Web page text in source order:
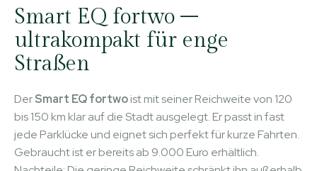
Smart EQ fortwo –
ultrakompakt für enge
Straßen
DerSmart EQ fortwoist mit seiner Reichweite von 120
bis 150 km klar auf die Stadt ausgelegt. Er passt in fast
jede Parklücke und eignet sich perfekt für kurze Fahrten.
Gebraucht ist er bereits ab 9.000 Euro erhältlich.